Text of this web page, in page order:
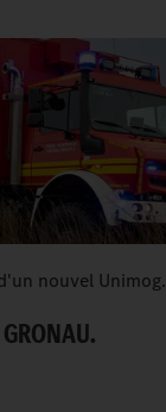
nouvel Unimog.